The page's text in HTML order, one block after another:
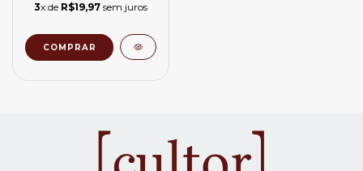
3x de R$19,97 sem juros